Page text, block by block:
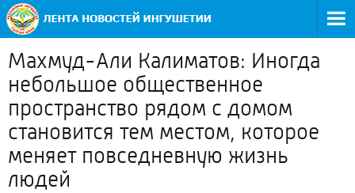
Махмуд-Али Калиматов: Иногда
небольшое общественное
пространство рядом с домом
становится тем местом, которое
меняет повседневную жизнь
людей